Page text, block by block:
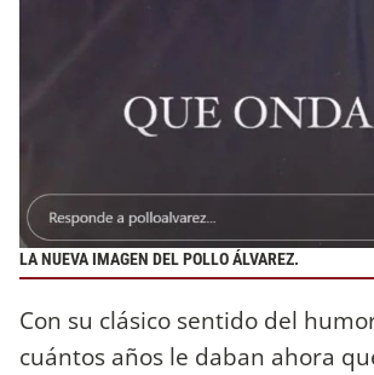
LA NUEVA IMAGEN DEL POLLO ÁLVAREZ.
Con su clásico sentido del
cuántos años le daban ahora